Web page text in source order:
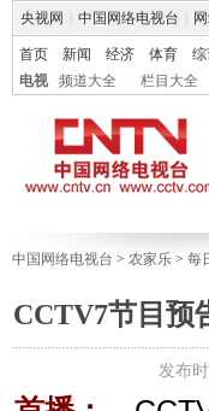
央视网 中国网络电视台
首页 新闻 经济 体育
电视
频道大全 栏目大全
中国网络电视台 > 农家乐 > 每
CCTV7节目预
发布